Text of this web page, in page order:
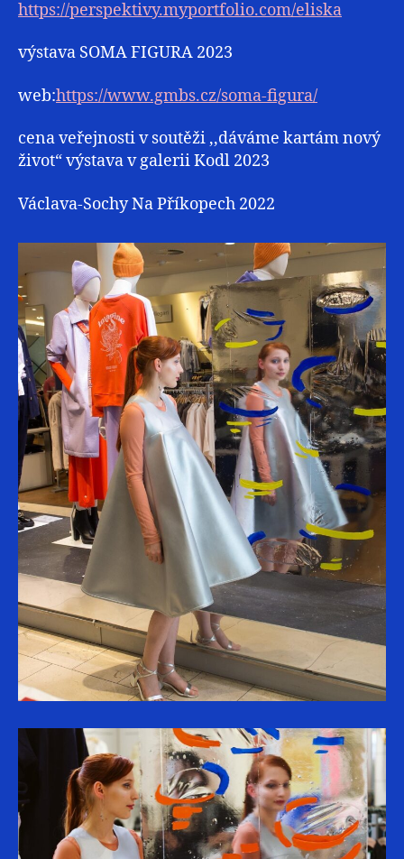
https://perspektivy.myportfolio.com/eliska
výstava SOMA FIGURA 2023
web:https://www.gmbs.cz/soma-figura/
cena veřejnosti v soutěži ,,dáváme kartám nový
život“ výstava v galerii Kodl 2023
Václava-Sochy Na Příkopech 2022